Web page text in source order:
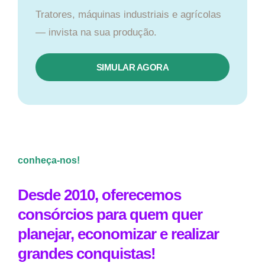
Tratores, máquinas industriais e agrícolas
— invista na sua produção.
SIMULAR AGORA
conheça-nos!
Desde 2010, oferecemos
consórcios para quem quer
planejar, economizar e realizar
grandes conquistas!